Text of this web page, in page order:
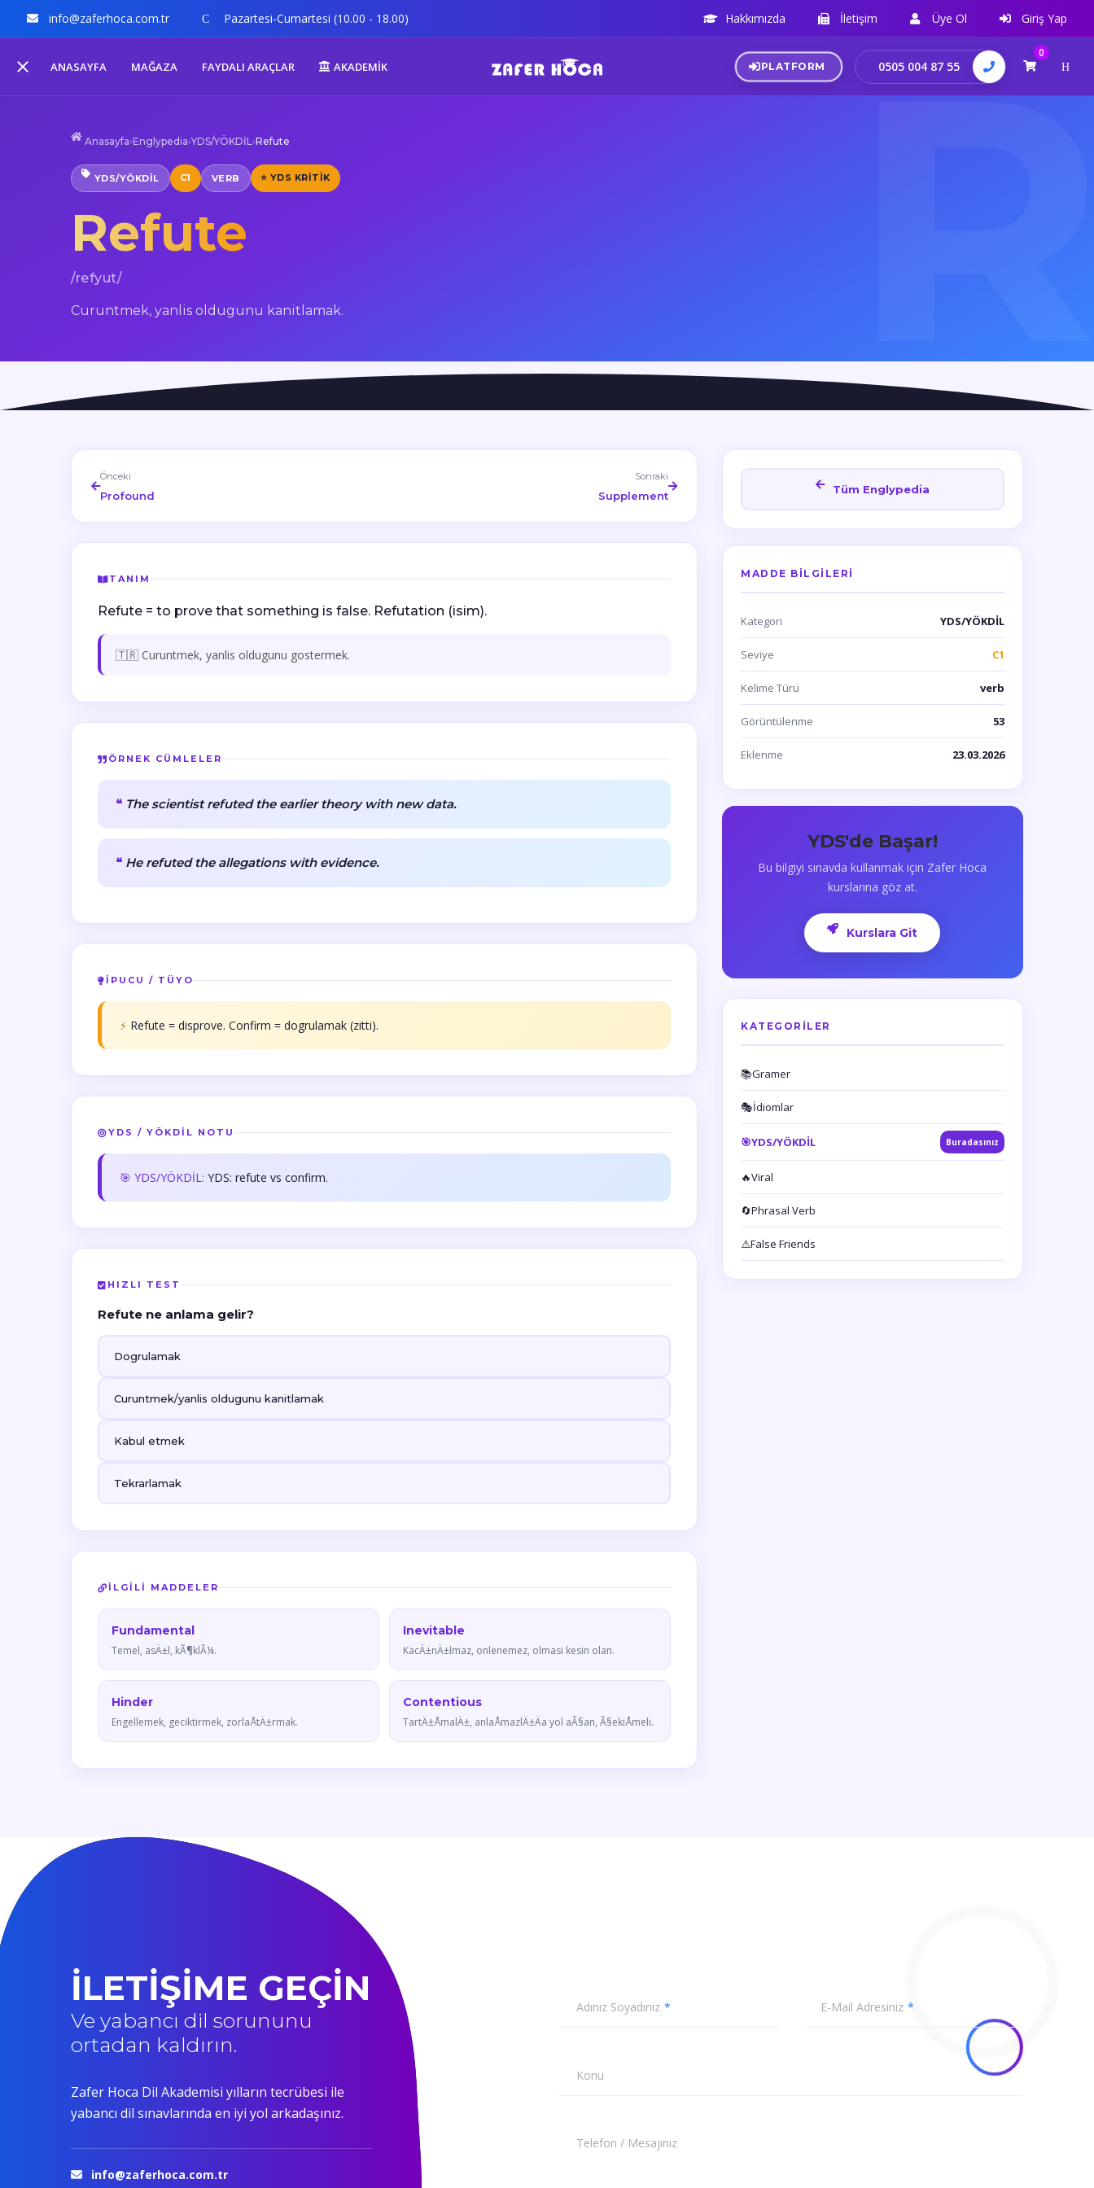
info@zaferhoca.com.tr Pazartesi-Cumartesi (10.00 - 18.00) Hakkımızda İletişim Üye Ol Giriş Yap
ANASAYFA MAĞAZA FAYDALI ARAÇLAR AKADEMİK PLATFORM 0505 004 87 55
0
Anasayfa›Englypedia›YDS/YÖKDİL›Refute
YDS/YÖKDİL C1 VERB ⭐ YDS KRITIK
Refute
/refyut/
Curuntmek, yanlis oldugunu kanitlamak.
Önceki
Profound
Sonraki
Supplement
TANIM
Refute = to prove that something is false. Refutation (isim).
🇹🇷 Curuntmek, yanlis oldugunu gostermek.
ÖRNEK CÜMLELER
The scientist refuted the earlier theory with new data.
He refuted the allegations with evidence.
İPUCU / TÜYO
⚡ Refute = disprove. Confirm = dogrulamak (zitti).
YDS / YÖKDİL NOTU
🎯 YDS/YÖKDİL: YDS: refute vs confirm.
HIZLI TEST
Refute ne anlama gelir?
Dogrulamak
Curuntmek/yanlis oldugunu kanitlamak
Kabul etmek
Tekrarlamak
İLGILI MADDELER
Fundamental
Temel, asÄ±l, kÃ¶klÃ¼.
Inevitable
KacÄ±nÄ±lmaz, onlenemez, olmasi kesin olan.
Hinder
Engellemek, geciktirmek, zorlaÅtÄ±rmak.
Contentious
TartÄ±ÅmalÄ±, anlaÅmazlÄ±Äa yol aÃ§an, Ã§ekiÅmeli.
Tüm Englypedia
MADDE BILGILERI
Kategori YDS/YÖKDİL
Seviye C1
Kelime Türü verb
Görüntülenme 53
Eklenme 23.03.2026
YDS'de Başar!
Bu bilgiyi sınavda kullanmak için Zafer Hoca
kurslarına göz at.
Kurslara Git
KATEGORILER
📚Gramer
🎭İdiomlar
🎯YDS/YÖKDİL Buradasınız
🔥Viral
🔄Phrasal Verb
⚠️False Friends
İLETİŞİME GEÇİN
Ve yabancı dil sorununu
ortadan kaldırın.
Zafer Hoca Dil Akademisi yılların tecrübesi ile
yabancı dil sınavlarında en iyi yol arkadaşınız.
info@zaferhoca.com.tr
Adınız Soyadınız E-Mail Adresiniz
Konu
Telefon / Mesajınız